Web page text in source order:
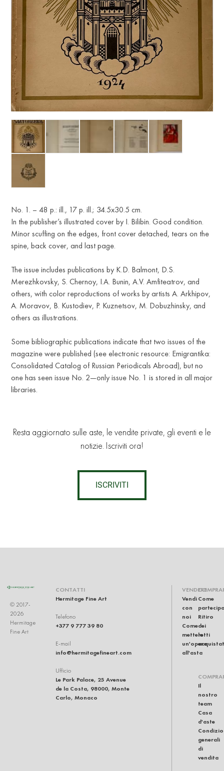
No. 1. – 48 p.: ill., 17 p. ill.; 34.5x30.5 cm.
In the publisher’s illustrated cover by I. Bilibin. Good condition.
Minor scuffing on the edges, front cover detached, tears on the
spine, back cover, and last page.
The issue includes publications by K.D. Balmont, D.S.
Merezhkovsky, S. Chernoy, I.A. Bunin, A.V. Amfiteatrov, and
others, with color reproductions of works by artists A. Arkhipov,
A. Moravov, B. Kustodiev, P. Kuznetsov, M. Dobuzhinsky, and
others as illustrations.
Some bibliographic publications indicate that two issues of the
magazine were published (see electronic resource: Emigrantika:
Consolidated Catalog of Russian Periodicals Abroad), but no
one has seen issue No. 2—only issue No. 1 is stored in all major
libraries.
Resta aggiornato sulle aste, le vendite private, gli eventi e le
notizie. Iscriviti ora!
ISCRIVITI
© 2017-
2026
Hermitage
Fine Art
CONTATTI
Hermitage Fine Art
Telefono
+377 9 777 39 80
E-mail
info@hermitagefineart.com
Ufficio
Le Park Palace, 25 Avenue
de la Costa, 98000, Monte
Carlo, Monaco
VENDERE
Vendi
con
noi
Come
mettere
un'opera
all'asta
Come
Ritiro
dei
lotti
Il
nostro
team
Casa
d'aste
generali
di
vendita